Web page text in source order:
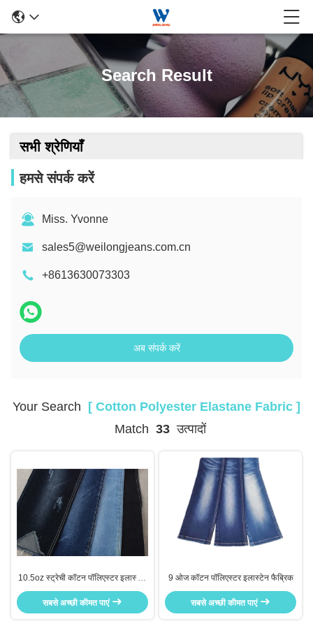
Search Result
सभी श्रेणियाँ
हमसे संपर्क करें
Miss. Yvonne
sales5@weilongjeans.com.cn
+8613630073303
अब संपर्क करें
Your Search [ Cotton Polyester Elastane Fabric ]
Match 33उत्पादों
10.5oz स्ट्रेची कॉटन पॉलिएस्टर इलास्टेन
फैब्रिक 70 सीटीएन 25.5 पॉली 2 स्पक्स
सबसे अच्छी कीमत पाएं
9 ओज कॉटन पॉलिएस्टर इलास्टेन फैब्रिक
सबसे अच्छी कीमत पाएं